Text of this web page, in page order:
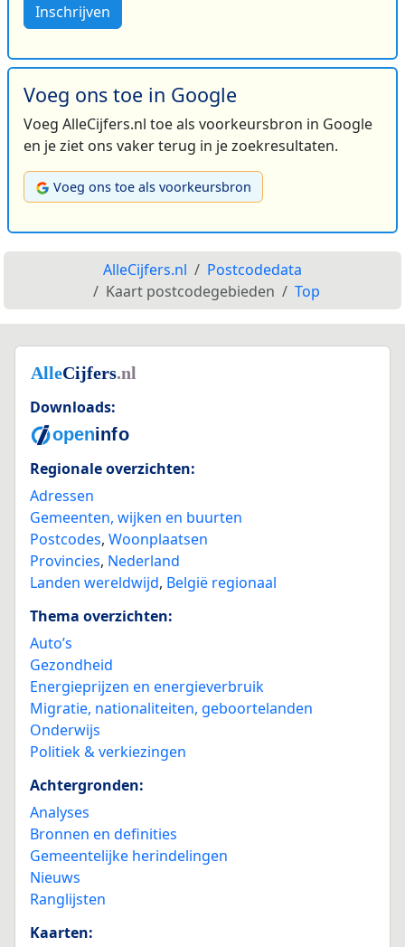
Inschrijven
Voeg ons toe in Google
Voeg AlleCijfers.nl toe als voorkeursbron in Google
en je ziet ons vaker terug in je zoekresultaten.
Voeg ons toe als voorkeursbron
AlleCijfers.nl
Postcodedata
Kaart postcodegebieden
Top
Downloads:
Regionale overzichten:
Adressen
Gemeenten, wijken en buurten
Postcodes, Woonplaatsen
Provincies, Nederland
Landen wereldwijd, België regionaal
Thema overzichten:
Auto’s
Gezondheid
Energieprijzen en energieverbruik
Migratie, nationaliteiten, geboortelanden
Onderwijs
Politiek & verkiezingen
Achtergronden:
Analyses
Bronnen en definities
Gemeentelijke herindelingen
Nieuws
Ranglijsten
Kaarten: